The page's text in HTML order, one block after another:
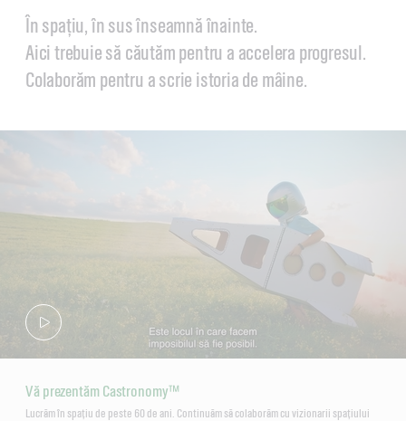
În spațiu, în sus înseamnă înainte.
Aici trebuie să căutăm pentru a accelera progresul.
Colaborăm pentru a scrie istoria de mâine.
Vă prezentăm Castronomy™
Lucrăm în spațiu de peste 60 de ani. Continuăm să colaborăm cu vizionarii spațiului